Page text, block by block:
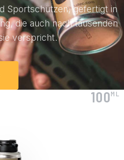
Sportschützen, gefertigt in
die auch nach tausenden
verspricht.
100ML